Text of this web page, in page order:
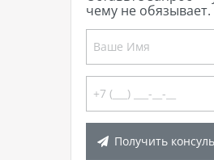
чему не обязывает.
Получить